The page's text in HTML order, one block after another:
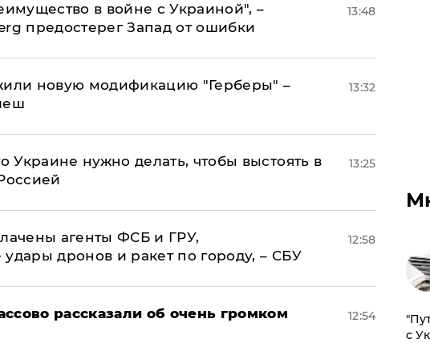
в войне с Украиной", –
предостерег Запад от ошибки
13:48
новую модификацию "Герберы" –
13:32
Украине нужно делать, чтобы выстоять в
13:25
агенты ФСБ и ГРУ,
дронов и ракет по городу, – СБУ
12:58
рассказали об очень громком
12:54
с